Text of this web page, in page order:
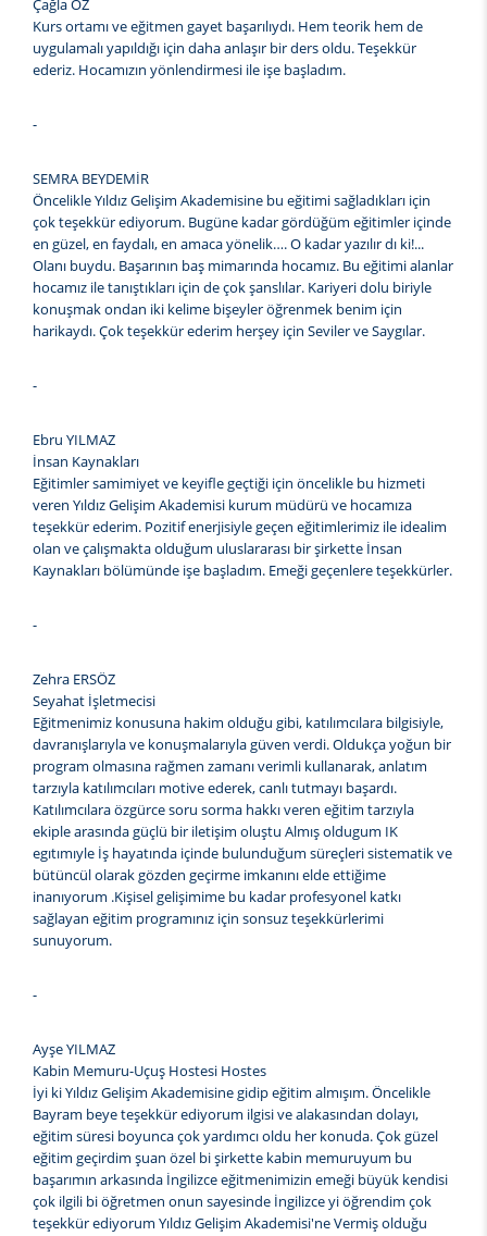
Çağla ÖZ
Kurs ortamı ve eğitmen gayet başarılıydı. Hem teorik hem de
uygulamalı yapıldığı için daha anlaşır bir ders oldu. Teşekkür
ederiz. Hocamızın yönlendirmesi ile işe başladım.
-
SEMRA BEYDEMİR
Öncelikle Yıldız Gelişim Akademisine bu eğitimi sağladıkları için
çok teşekkür ediyorum. Bugüne kadar gördüğüm eğitimler içinde
en güzel, en faydalı, en amaca yönelik…. O kadar yazılır dı ki!...
Olanı buydu. Başarının baş mimarında hocamız. Bu eğitimi alanlar
hocamız ile tanıştıkları için de çok şanslılar. Kariyeri dolu biriyle
konuşmak ondan iki kelime bişeyler öğrenmek benim için
harikaydı. Çok teşekkür ederim herşey için Seviler ve Saygılar.
-
Ebru YILMAZ
İnsan Kaynakları
Eğitimler samimiyet ve keyifle geçtiği için öncelikle bu hizmeti
veren Yıldız Gelişim Akademisi kurum müdürü ve hocamıza
teşekkür ederim. Pozitif enerjisiyle geçen eğitimlerimiz ile idealim
olan ve çalışmakta olduğum uluslararası bir şirkette İnsan
Kaynakları bölümünde işe başladım. Emeği geçenlere teşekkürler.
-
Zehra ERSÖZ
Seyahat İşletmecisi
Eğitmenimiz konusuna hakim olduğu gibi, katılımcılara bilgisiyle,
davranışlarıyla ve konuşmalarıyla güven verdi. Oldukça yoğun bir
program olmasına rağmen zamanı verimli kullanarak, anlatım
tarzıyla katılımcıları motive ederek, canlı tutmayı başardı.
Katılımcılara özgürce soru sorma hakkı veren eğitim tarzıyla
ekiple arasında güçlü bir iletişim oluştu Almış oldugum IK
egıtımıyle İş hayatında içinde bulunduğum süreçleri sistematik ve
bütüncül olarak gözden geçirme imkanını elde ettiğime
inanıyorum .Kişisel gelişimime bu kadar profesyonel katkı
sağlayan eğitim programınız için sonsuz teşekkürlerimi
sunuyorum.
-
Ayşe YILMAZ
Kabin Memuru-Uçuş Hostesi Hostes
İyi ki Yıldız Gelişim Akademisine gidip eğitim almışım. Öncelikle
Bayram beye teşekkür ediyorum ilgisi ve alakasından dolayı,
eğitim süresi boyunca çok yardımcı oldu her konuda. Çok güzel
eğitim geçirdim şuan özel bi şirkette kabin memuruyum bu
başarımın arkasında İngilizce eğitmenimizin emeği büyük kendisi
çok ilgili bi öğretmen onun sayesinde İngilizce yi öğrendim çok
teşekkür ediyorum Yıldız Gelişim Akademisi'ne Vermiş olduğu